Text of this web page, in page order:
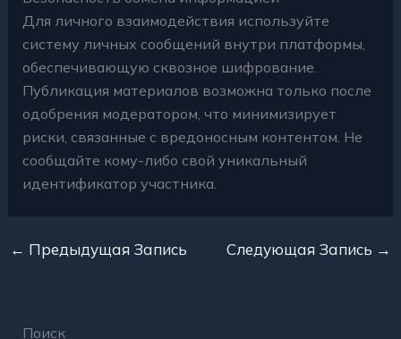
Для личного взаимодействия используйте
систему личных сообщений внутри платформы,
обеспечивающую сквозное шифрование.
Публикация материалов возможна только после
одобрения модератором, что минимизирует
риски, связанные с вредоносным контентом. Не
сообщайте кому-либо свой уникальный
идентификатор участника.
← Предыдущая Запись Следующая Запись →
Поиск